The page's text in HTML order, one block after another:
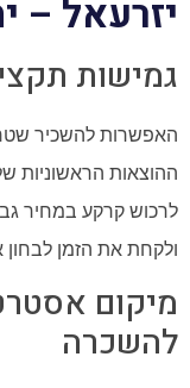
יזרעאל –
גמישות
האפשרות להשכיר
ההוצאות הראשוניות
לרכוש קרקע במחיר
ולקחת את הזמן
מיקום
להשכרה